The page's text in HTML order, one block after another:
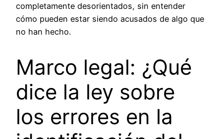
completamente desorientados, sin entender
cómo pueden estar siendo acusados de algo que
no han hecho.
Marco legal: ¿Qué
dice la ley sobre
los errores en la